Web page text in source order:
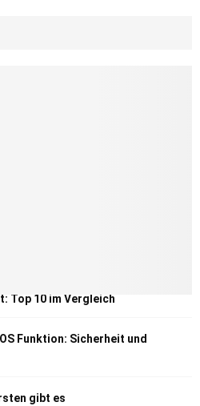
Top 10 im Vergleich
Funktion: Sicherheit und
gibt es